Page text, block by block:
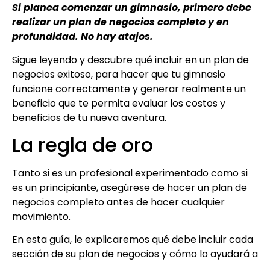
Si planea comenzar un gimnasio, primero debe
realizar un plan de negocios completo y en
profundidad. No hay atajos.
Sigue leyendo y descubre qué incluir en un plan de
negocios exitoso, para hacer que tu gimnasio
funcione correctamente y generar realmente un
beneficio que te permita evaluar los costos y
beneficios de tu nueva aventura.
La regla de oro
Tanto si es un profesional experimentado como si
es un principiante, asegúrese de hacer un plan de
negocios completo antes de hacer cualquier
movimiento.
En esta guía, le explicaremos qué debe incluir cada
sección de su plan de negocios y cómo lo ayudará a